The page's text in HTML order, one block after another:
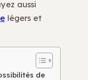
aussi
légers et
de